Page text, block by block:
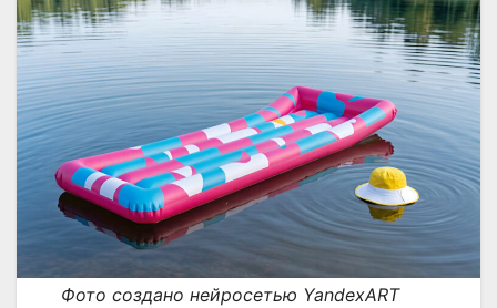
Фото создано нейросетью YandexART